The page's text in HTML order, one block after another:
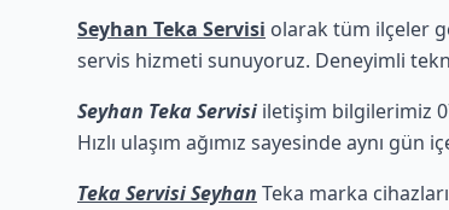
Seyhan Teka Servisi olarak tüm ilçeler
servis hizmeti sunuyoruz. Deneyimli
Seyhan Teka Servisi iletişim bilgilerimiz
Hızlı ulaşım ağımız sayesinde aynı
Teka Servisi Seyhan Teka marka